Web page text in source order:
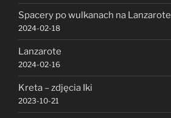
Spacery po wulkanach na Lanzarote
2024-02-18
Lanzarote
2024-02-16
Kreta – zdjęcia Iki
2023-10-21